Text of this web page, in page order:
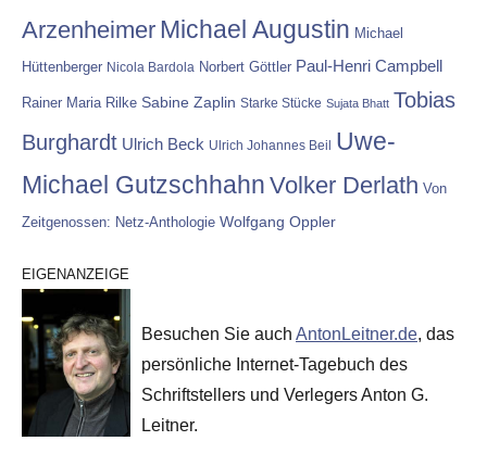
Arzenheimer Michael Augustin Michael
Hüttenberger Nicola Bardola Norbert Göttler Paul-Henri Campbell
Rainer Maria Rilke Sabine Zaplin Starke Stücke Sujata Bhatt Tobias
Burghardt Ulrich Beck Ulrich Johannes Beil
Uwe-
Michael Gutzschhahn Volker Derlath Von
Zeitgenossen: Netz-Anthologie Wolfgang Oppler
EIGENANZEIGE
Besuchen Sie auch AntonLeitner.de, das
persönliche Internet-Tagebuch des
Schriftstellers und Verlegers Anton G.
Leitner.